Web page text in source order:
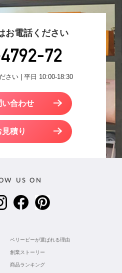
お電話ください
さい | 平日 10:00-18:30
い合わせ
見積り
US ON
ベリービーが選ばれる理由
創業ストーリー
商品ランキング